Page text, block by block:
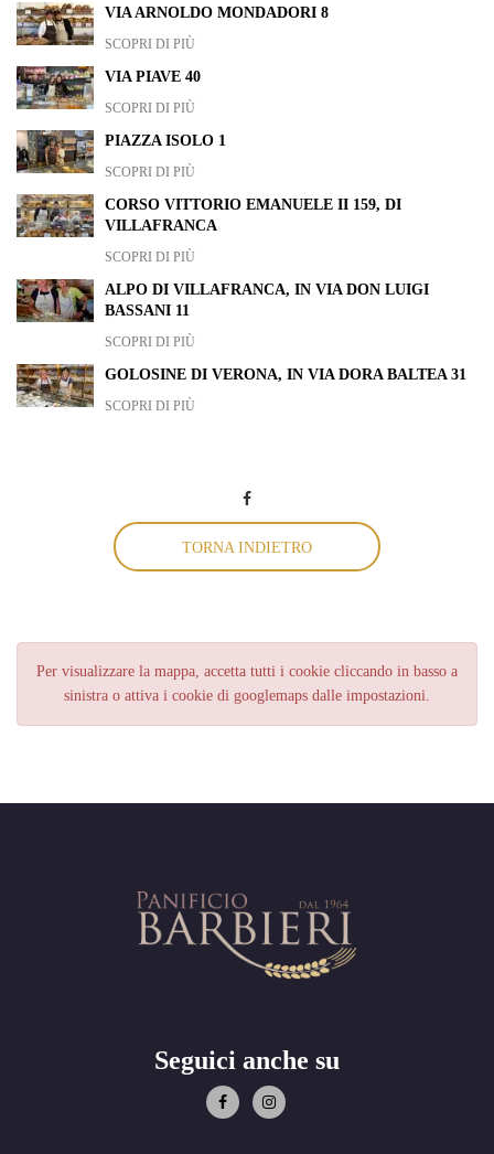
VIA ARNOLDO MONDADORI 8
SCOPRI DI PIÙ
VIA PIAVE 40
SCOPRI DI PIÙ
PIAZZA ISOLO 1
SCOPRI DI PIÙ
CORSO VITTORIO EMANUELE II 159, DI
VILLAFRANCA
SCOPRI DI PIÙ
ALPO DI VILLAFRANCA, IN VIA DON LUIGI
BASSANI 11
SCOPRI DI PIÙ
GOLOSINE DI VERONA, IN VIA DORA BALTEA 31
SCOPRI DI PIÙ
TORNA INDIETRO
Per visualizzare la mappa, accetta tutti i cookie cliccando in basso a
sinistra o attiva i cookie di googlemaps dalle impostazioni.
Seguici anche su
'